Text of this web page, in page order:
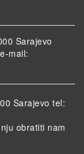
Sarajevo
mail:
Sarajevo tel:
obratiti nam